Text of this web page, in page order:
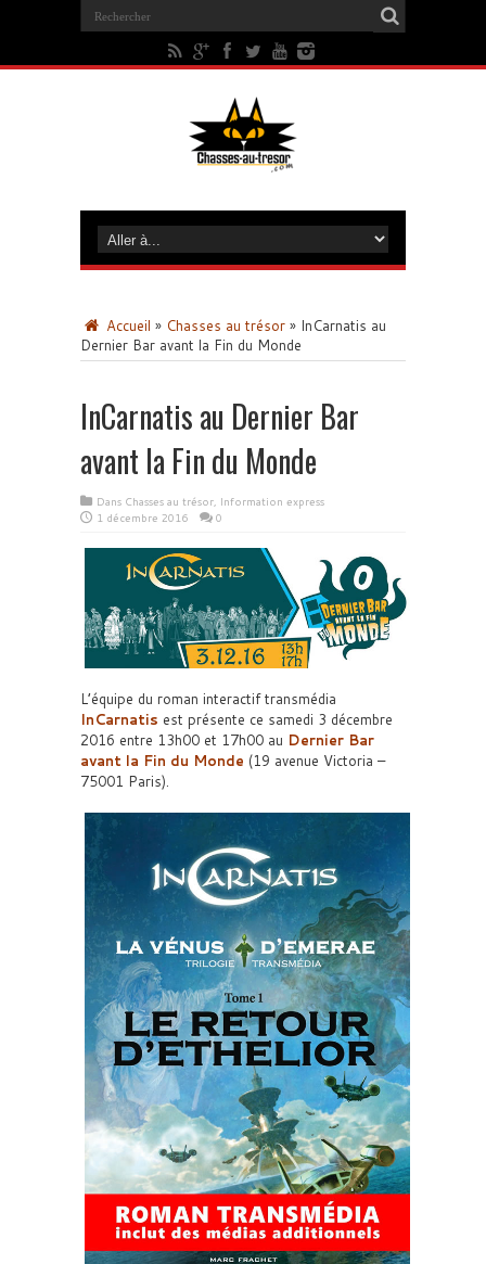
Accueil » Chasses au trésor » InCarnatis au
Dernier Bar avant la Fin du Monde
InCarnatis au Dernier Bar
avant la Fin du Monde
Dans Chasses au trésor, Information express
1 décembre 2016
0
L’équipe du roman interactif transmédia
InCarnatis est présente ce samedi 3 décembre
2016 entre 13h00 et 17h00 au Dernier Bar
avant la Fin du Monde (19 avenue Victoria –
75001 Paris).